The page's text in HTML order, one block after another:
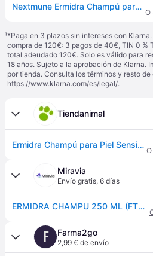
Nextmune Ermidra Champú para Perros y Gatos 250 ml
O
¹*Paga en 3 plazos sin intereses con
compra de 120€: 3 pagos de 40€, TIN 0 %
total adeudado 120€. Solo es válido para
18 años. Sujeto a la aprobación de Klarna.
por tienda. Consulta los términos y resto
https://www.klarna.com/es/legal/.
Tiendanimal
Ermidra Champú para Piel Sensible para perros y gatos
Miravia
Envío gratis, 6 días
ERMIDRA CHAMPU 250 ML (FTRO)
F Farma2go
2,99 € de envío